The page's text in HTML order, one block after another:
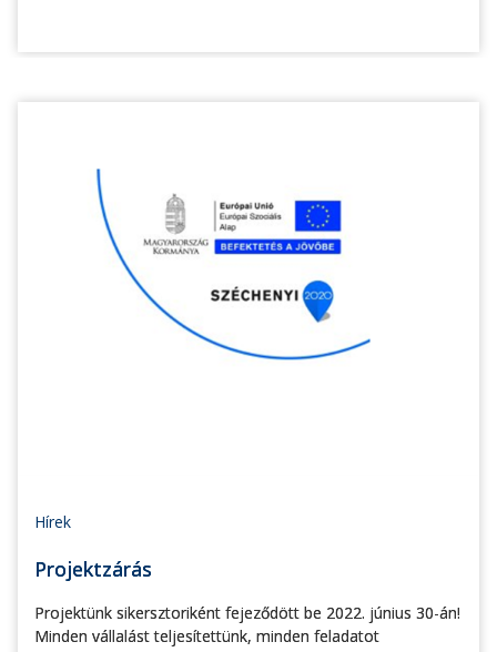
Hírek
Projektzárás
Projektünk sikersztoriként fejeződött be 2022. június 30-án!
Minden vállalást teljesítettünk, minden feladatot